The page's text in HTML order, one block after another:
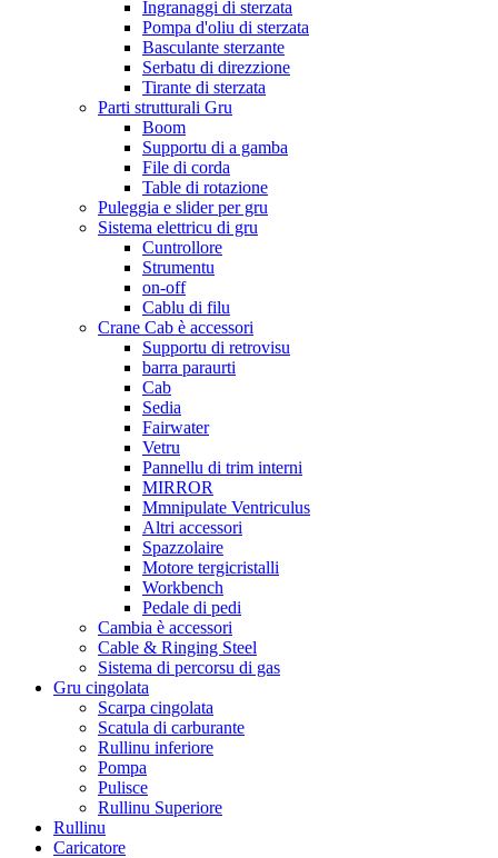
Ingranaggi di sterzata
Pompa d'oliu di sterzata
Basculante sterzante
Serbatu di direzzione
Tirante di sterzata
Parti strutturali Gru
Boom
Supportu di a gamba
File di corda
Table di rotazione
Puleggia e slider per gru
Sistema elettricu di gru
Cuntrollore
Strumentu
on-off
Cablu di filu
Crane Cab è accessori
Supportu di retrovisu
barra paraurti
Cab
Sedia
Fairwater
Vetru
Pannellu di trim interni
MIRROR
Mmnipulate Ventriculus
Altri accessori
Spazzolaire
Motore tergicristalli
Workbench
Pedale di pedi
Cambia è accessori
Cable & Ringing Steel
Sistema di percorsu di gas
Gru cingolata
Scarpa cingolata
Scatula di carburante
Rullinu inferiore
Pompa
Pulisce
Rullinu Superiore
Rullinu
Caricatore